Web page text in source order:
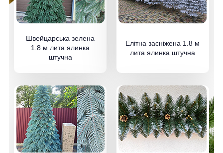
Швейцарська зелена
1.8 м лита ялинка
штучна
Елітна засніжена 1.8 м
лита ялинка штучна